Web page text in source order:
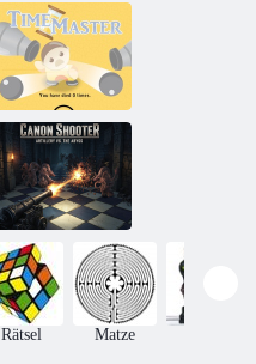
Zeitmeister
Canon-Shooter
Rätsel Matze